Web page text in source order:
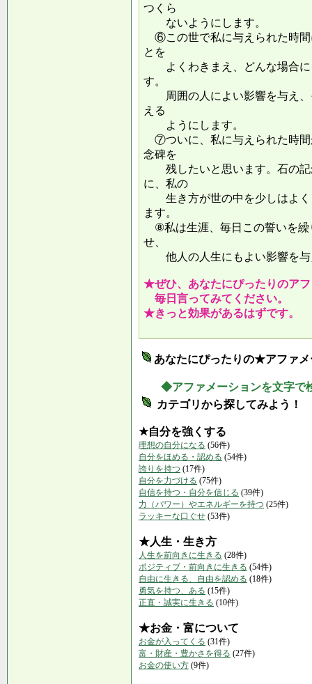
つくら
ないようにします。
⑥この世で私に与えられた時間
とを
よくわきまえ、どんな場合に
す。
周囲の人によい影響を与え、
える
ようにします。
⑦ついに、私に与えられた時間
念碑を
残したいと思います。石の記
に、私の
生き方が世の中を少しはよく
ます。
⑧私は生涯、毎日この誓いを繰
せ、
他人の人生にもよい影響
★ぜひ、あなたにぴったりのア
毎日言ってみてください。
★きっと効果があるはずです。
あなたにぴったりの★アファ
◆アファメーションを文字で
カテゴリから探してみよう！
★自分を強くする
理想の自分になる (56件)
自分をほめる・認める (54件)
誇りを持つ (17件)
自分を力づける (75件)
自信を持つ・自分を信じる (39件)
力（パワー）やエネルギーを持つ (25件)
ラッキーな口ぐせ (53件)
★人生・生き方
人生を前向きに生きる (28件)
ポジティブ・前向きに生きる (54件)
自由に生きる、自由を認める (18件)
勇気を持つ、ある (15件)
正直・誠実に生きる (10件)
★お金・富について
お金が入ってくる (31件)
富・財産・豊かさを得る (27件)
お金の使い方 (9件)